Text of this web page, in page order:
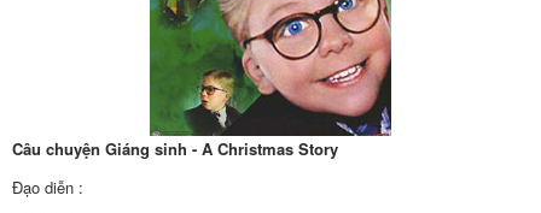
Câu chuyện Giáng sinh - A Christmas Story
Đạo diễn :